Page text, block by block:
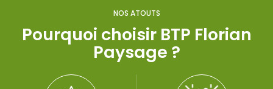
NOS ATOUTS
Pourquoi choisir BTP Florian
Paysage ?​